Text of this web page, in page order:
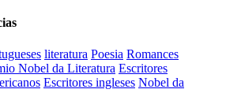
literatura Poesia Romances
Nobel da Literatura Escritores
Escritores ingleses Nobel da